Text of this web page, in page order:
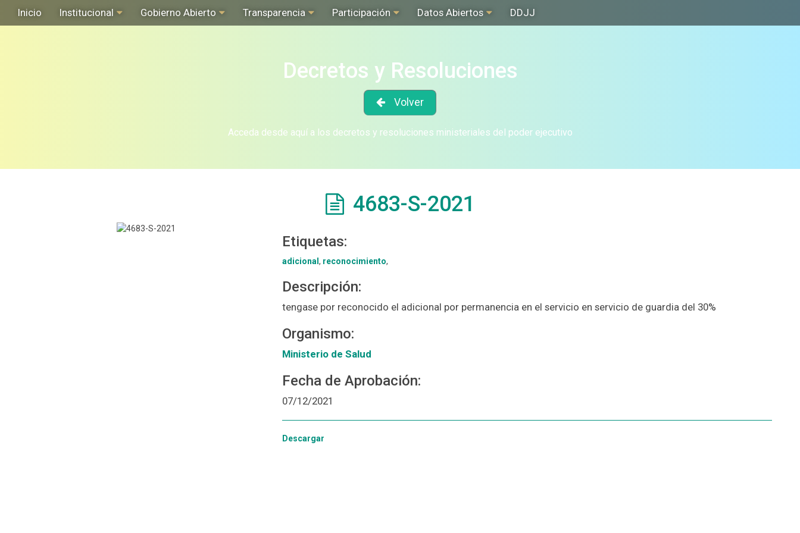
Inicio Institucional Gobierno Abierto Transparencia Participación Datos Abiertos DDJJ
Decretos y Resoluciones
Volver
Acceda desde aquí a los decretos y resoluciones ministeriales del poder ejecutivo
4683-S-2021
Etiquetas:
adicional , reconocimiento,
Descripción:
tengase por reconocido el adicional por permanencia en el servicio en servicio de guardia del 30%
Organismo:
Ministerio de Salud
Fecha de Aprobación:
07/12/2021
Descargar